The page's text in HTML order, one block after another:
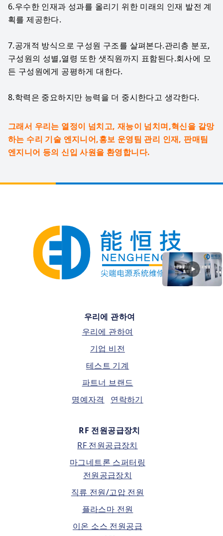
6.우수한 인재과 성과를 올리기 위한 미래의 인재 발전 계
획를 제공한다.
7.공개적 방식으로 구성원 구조를 살펴본다.관리층 분포,
구성원의 성별,열령 또한 샛직원까지 표함된다.회사에 모
든 구성원에게 공평하게 대한다.
8.학력은 중요하지만 능력을 더 중시한다고 생각한다.
그래서 우리는 열정이 넘치고, 재능이 넘치며,혁신을 갈망
하는 수리 기술 엔지니어,홍보 운영팀 관리 인재, 판매팀
엔지니어 등의 신입 사원을 환영합니다.
우리에 관하여
우리에 관하여
기업 비전
테스트 기계
파트너 브랜드
명예자격
연락하기
RF 전원공급장치
RF 전원공급장치
마그네트론 스퍼터링
전원공급장치
직류 전원/고압 전원
플라스마 전원
이온 소스 전원공급